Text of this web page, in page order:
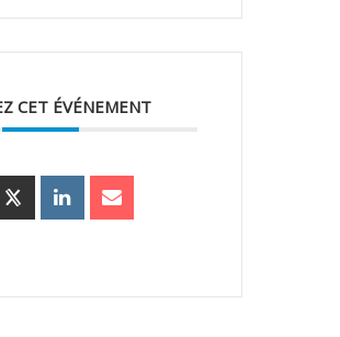
CET ÉVÉNEMENT